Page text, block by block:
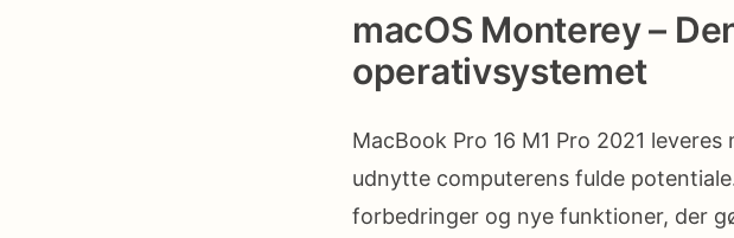
macOS Monterey –
operativsystemet
MacBook Pro 16 M1 Pro 2021
udnytte computerens fulde
forbedringer og nye funktioner, der